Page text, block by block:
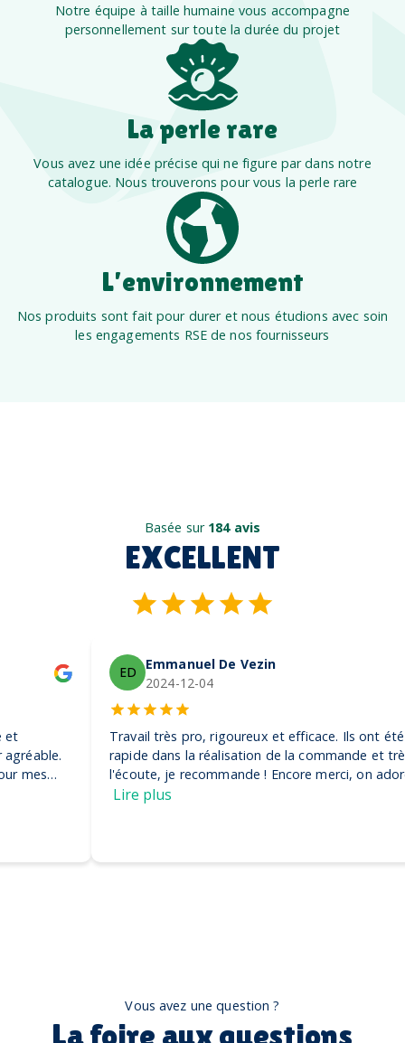
Notre équipe à taille humaine vous accompagne
personnellement sur toute la durée du projet
La perle rare
Vous avez une idée précise qui ne figure par dans notre
catalogue. Nous trouverons pour vous la perle rare
L’environnement
Nos produits sont fait pour durer et nous étudions avec soin
les engagements RSE de nos fournisseurs
Basée sur 184 avis
EXCELLENT
ED Emmanuel De Vezin
2024-12-04
Travail très pro, rigoureux et efficace. Ils ont été très
rapide dans la réalisation de la commande et très à
l'écoute, je recommande ! Encore merci, on adore nos
Vous avez une question ?
La foire aux questions